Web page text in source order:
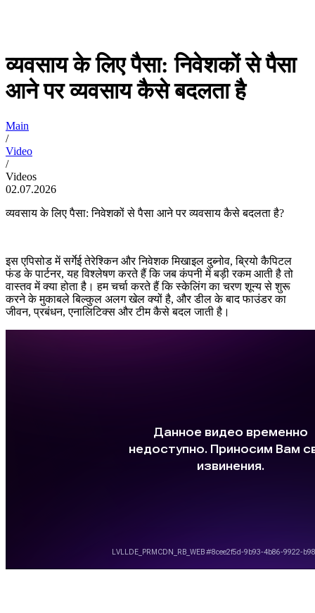
व्यवसाय के लिए पैसा: निवेशकों से पैसा
आने पर व्यवसाय कैसे बदलता है
Main
/
Video
/
Videos
02.07.2026
व्यवसाय के लिए पैसा: निवेशकों से पैसा आने पर व्यवसाय कैसे बदलता है?
इस एपिसोड में सर्गेई तेरेश्किन और निवेशक मिखाइल दुब्नोव, ब्रियो कैपिटल
फंड के पार्टनर, यह विश्लेषण करते हैं कि जब कंपनी में बड़ी रकम आती है तो
वास्तव में क्या होता है। हम चर्चा करते हैं कि स्केलिंग का चरण शून्य से शुरू
करने के मुकाबले बिल्कुल अलग खेल क्यों है, और डील के बाद फाउंडर का
जीवन, प्रबंधन, एनालिटिक्स और टीम कैसे बदल जाती है।